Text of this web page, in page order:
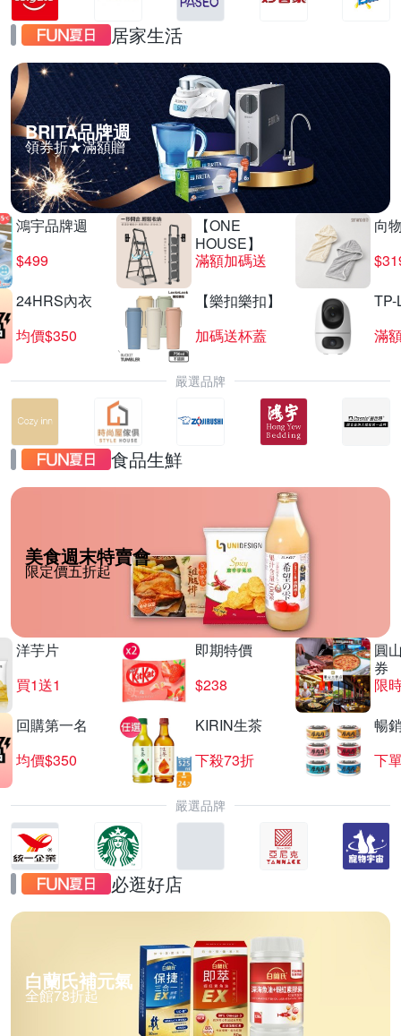
居家生活
BRITA品牌週
領券折★滿額贈
鴻宇品牌週
$499
【ONE
HOUSE】
滿額加碼送
向
24HRS內衣
均價$350
【樂扣樂扣】
加碼送杯蓋
TP-
滿
嚴選品牌
食品生鮮
美食週末特賣會
限定價五折起
洋芋片
買1送1
即期特價
$238
圓
券
限
回購第一名
均價$350
KIRIN生茶
下殺73折
暢
下
嚴選品牌
必逛好店
白蘭氏補元氣
全館78折起